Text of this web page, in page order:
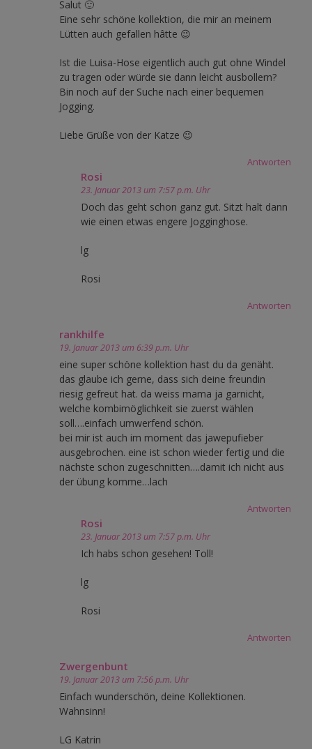
Salut 🙂
Eine sehr schöne kollektion, die mir an meinem
Lütten auch gefallen hâtte 😉
Ist die Luisa-Hose eigentlich auch gut ohne Windel
zu tragen oder würde sie dann leicht ausbollern?
Bin noch auf der Suche nach einer bequemen
Jogging.
Liebe Grüße von der Katze 😉
Antworten
Rosi
23. Januar 2013 um 7:57 p.m. Uhr
Doch das geht schon ganz gut. Sitzt halt dann
wie einen etwas engere Jogginghose.
lg
Rosi
Antworten
rankhilfe
19. Januar 2013 um 6:39 p.m. Uhr
eine super schöne kollektion hast du da genäht.
das glaube ich gerne, dass sich deine freundin
riesig gefreut hat. da weiss mama ja garnicht,
welche kombimöglichkeit sie zuerst wählen
soll….einfach umwerfend schön.
bei mir ist auch im moment das jawepufieber
ausgebrochen. eine ist schon wieder fertig und die
nächste schon zugeschnitten….damit ich nicht aus
der übung komme…lach
Antworten
Rosi
23. Januar 2013 um 7:57 p.m. Uhr
Ich habs schon gesehen! Toll!
lg
Rosi
Antworten
Zwergenbunt
19. Januar 2013 um 7:56 p.m. Uhr
Einfach wunderschön, deine Kollektionen.
Wahnsinn!
LG Katrin